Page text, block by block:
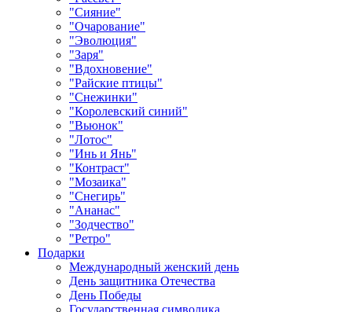
"Сияние"
"Очарование"
"Эволюция"
"Заря"
"Вдохновение"
"Райские птицы"
"Снежинки"
"Королевский синий"
"Вьюнок"
"Лотос"
"Инь и Янь"
"Контраст"
"Мозаика"
"Снегирь"
"Ананас"
"Зодчество"
"Ретро"
Подарки
Международный женский день
День защитника Отечества
День Победы
Государственная символика